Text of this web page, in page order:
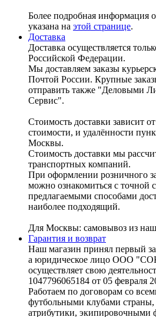
Более подробная информация
указана на этой странице.
Доставка
Доставка осуществляется
Российской Федерации.
Мы доставляем заказы
Почтой России. Крупные
отправить также "Деловыми
Сервис".
Стоимость доставки зависит
стоимости, и удалённости
Москвы.
Стоимость доставки мы
транспортных компаний.
При оформлении розничного
можно ознакомиться с точной
предлагаемыми способами
наиболее подходящий.
Для Москвы: самовывоз из
Гарантия и возврат
Наш магазин принял первый
а юридическое лицо ООО
осуществляет свою
1047796065184 от 05 февраля
Работаем по договорам со
футбольными клубами страны,
атрибутики, экипировочными